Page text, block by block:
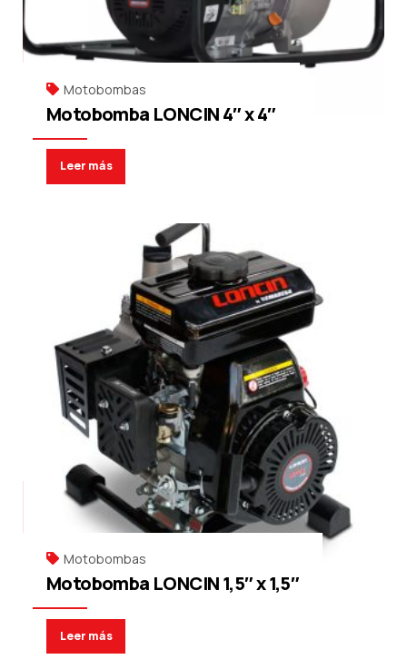
Motobombas
Motobomba LONCIN 4″ x 4″
Leer más
Motobombas
Motobomba LONCIN 1,5″ x 1,5″
Leer más